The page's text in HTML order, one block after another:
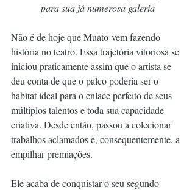
para sua já numerosa galeria
Não é de hoje que Muato vem fazendo
história no teatro. Essa trajetória vitoriosa se
iniciou praticamente assim que o artista se
deu conta de que o palco poderia ser o
habitat ideal para o enlace perfeito de seus
múltiplos talentos e toda sua capacidade
criativa. Desde então, passou a colecionar
trabalhos aclamados e, consequentemente, a
empilhar premiações.
Ele acaba de conquistar o seu segundo